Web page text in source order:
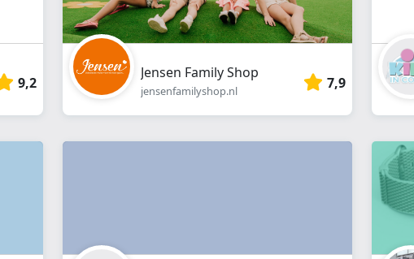
9,2
Jensen Family Shop
jensenfamilyshop.nl 7,9